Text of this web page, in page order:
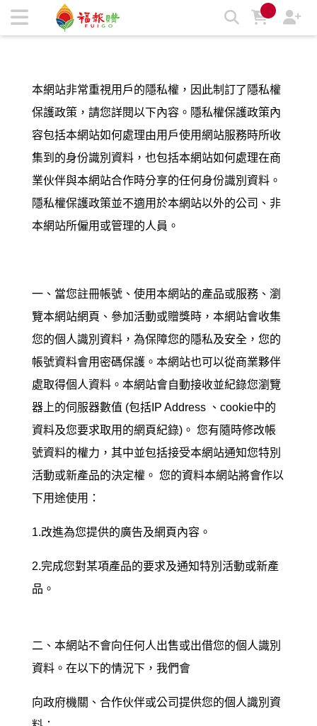
隱私權條款 | 福報購蔬食購物商城
本網站非常重視用戶的隱私權，因此制訂了隱私權
保護政策，請您詳閱以下內容。隱私權保護政策內
容包括本網站如何處理由用戶使用網站服務時所收
集到的身份識別資料，也包括本網站如何處理在商
業伙伴與本網站合作時分享的任何身份識別資料。
隱私權保護政策並不適用於本網站以外的公司、非
本網站所僱用或管理的人員。
一、當您註冊帳號、使用本網站的產品或服務、瀏
覽本網站網頁、參加活動或贈獎時，本網站會收集
您的個人識別資料，為保障您的隱私及安全，您的
帳號資料會用密碼保護。本網站也可以從商業夥伴
處取得個人資料。本網站會自動接收並紀錄您瀏覽
器上的伺服器數值 (包括IP Address 、cookie中的
資料及您要求取用的網頁紀錄)。 您有隨時修改帳
號資料的權力，其中並包括接受本網站通知您特別
活動或新產品的決定權。 您的資料本網站將會作以
下用途使用：
1.改進為您提供的廣告及網頁內容。
2.完成您對某項產品的要求及通知特別活動或新產
品。
二、本網站不會向任何人出售或出借您的個人識別
資料。在以下的情況下，我們會
向政府機關、合作伙伴或公司提供您的個人識別資